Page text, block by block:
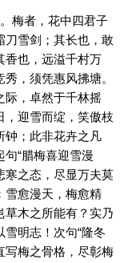
梅者，花中四君子
刀雪剑；其长也，敢
香也，远溢千村万
，须凭惠风拂塘。
际，卓然于千林摇
，迎雪而绽，笑傲枝
钟；此非花卉之凡
“腊梅喜迎雪漫
寒之态，尽显万夫莫
雪愈漫天，梅愈精
草木之所能有？实乃
明志！次句“隆冬
写梅之骨格，尽彰梅